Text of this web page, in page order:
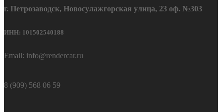
г. Петрозаводск, Новосулажгорская улица, 23 оф. №303
ИНН: 101502540188
Email: info@rendercar.ru
8 (909) 568 06 59